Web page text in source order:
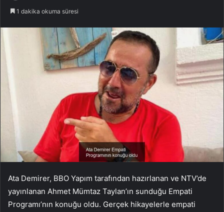
1 dakika okuma süresi
Ata Demirer, BBO Yapım tarafından hazırlanan ve NTV’de
yayınlanan Ahmet Mümtaz Taylan’ın sunduğu Empati
Programı’nın konuğu oldu. Gerçek hikayelerle empati